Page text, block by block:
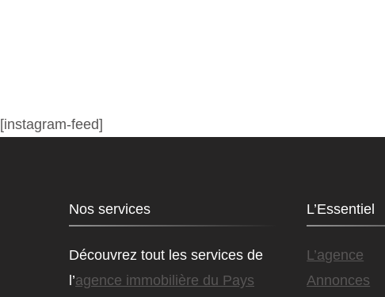
[instagram-feed]
Nos services
Découvrez tout les services de
l’agence immobilière du Pays
L’Essentiel
L’agence
Annonces